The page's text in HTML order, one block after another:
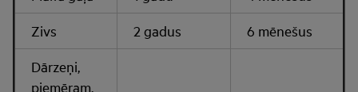
Zivs
2 gadus
6 mēnešus
Dārzeņi,
piemēram,